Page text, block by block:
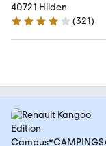
40721 Hilden
4.2 Sterne
(321)